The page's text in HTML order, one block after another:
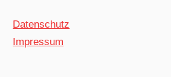
Datenschutz
Impressum